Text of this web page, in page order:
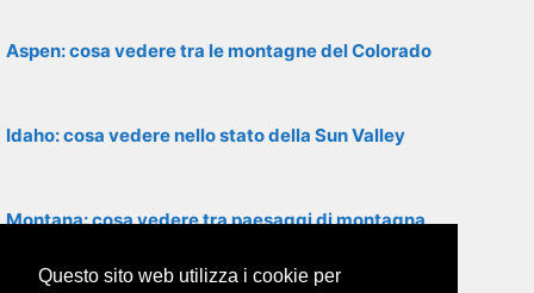
Aspen: cosa vedere tra le montagne del Colorado
Idaho: cosa vedere nello stato della Sun Valley
Montana: cosa vedere tra paesaggi di montagna
Questo sito web utilizza i cookie per